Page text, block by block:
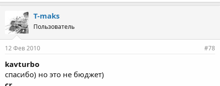
T-maks
Пользователь
12 Фев 2010 #78
kavturbo
спасибо) но это не бюджет)